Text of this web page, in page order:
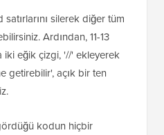
satırlarını silerek diğer tüm
Ardından, 11-13
iki eğik çizgi, '//' ekleyerek
getirebilir', açık bir ten
kodun hiçbir